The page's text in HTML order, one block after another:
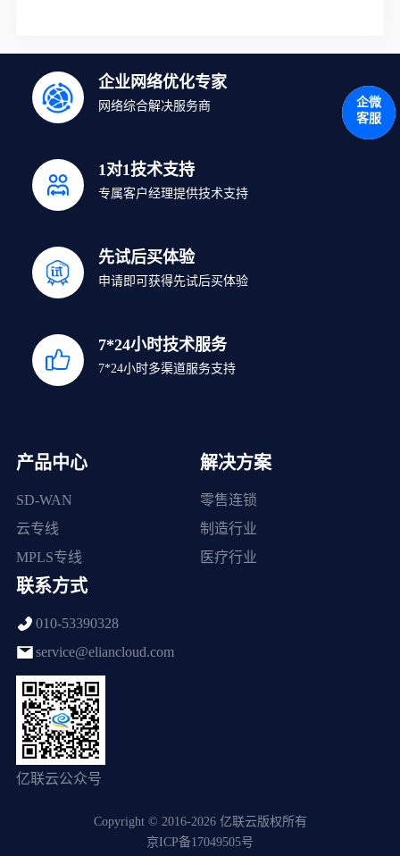
企业网络优化专家
网络综合解决服务商
1对1技术支持
专属客户经理提供技术支持
先试后买体验
申请即可获得先试后买体验
7*24小时技术服务
7*24小时多渠道服务支持
产品中心
SD-WAN
云专线
MPLS专线
解决方案
零售连锁
制造行业
医疗行业
联系方式
010-53390328
service@eliancloud.com
亿联云公众号
Copyright © 2016-2026 亿联云版权所有
京ICP备17049505号
企微
客服